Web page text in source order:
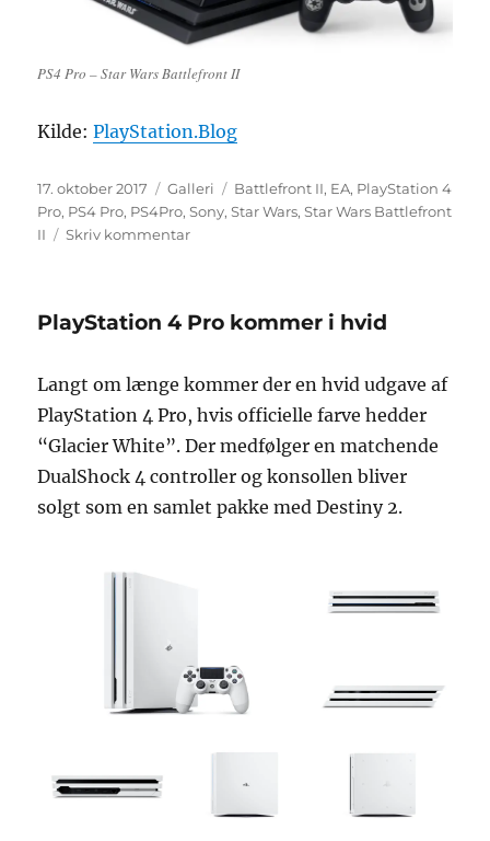
PS4 Pro – Star Wars Battlefront II
Kilde:PlayStation.Blog
Udgivet
17. oktober 2017 Format
Galleri Tags
Battlefront II, EA, PlayStation 4
Pro, PS4 Pro, PS4Pro,Sony,Star Wars,Star Wars Battlefront
II
Skriv kommentartil
Star
II
Limited
Edition
PlayStation 4 Pro kommer i hvid
Langt om længe kommer der en hvid udgave af
PlayStation 4 Pro, hvis officielle farve hedder
“Glacier White”. Der medfølger en matchende
DualShock 4 controller og konsollen bliver
solgt som en samlet pakke med Destiny 2.